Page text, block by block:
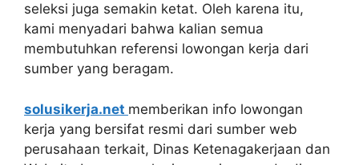
seleksi juga semakin ketat. Oleh karena itu,
kami menyadari bahwa kalian semua
membutuhkan referensi lowongan kerja dari
sumber yang beragam.
solusikerja.net memberikan info lowongan
kerja yang bersifat resmi dari sumber web
perusahaan terkait, Dinas Ketenagakerjaan dan